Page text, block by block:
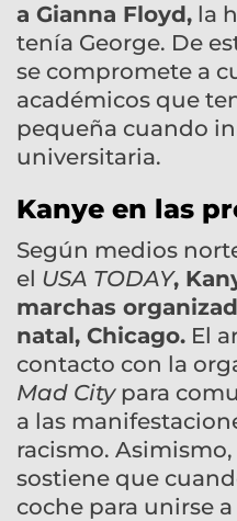
a Gianna Floyd, la
tenía George. De
se compromete a
académicos que
pequeña cuando
universitaria.
Kanye en las
Según medios
el USA TODAY,
marchas
natal, Chicago. El
contacto con la
Mad Citypara
a las
racismo.
sostiene que
coche para unirse